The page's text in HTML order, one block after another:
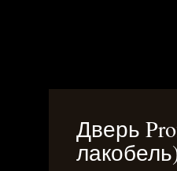
Дверь